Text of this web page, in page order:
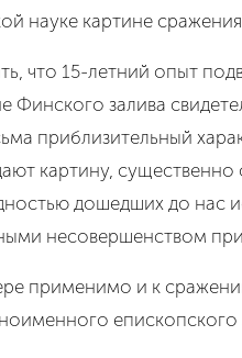
науке картине
что 15-летний опыт
Финского залива
приблизительный
картину,
дошедших до нас
несовершенством
применимо и к